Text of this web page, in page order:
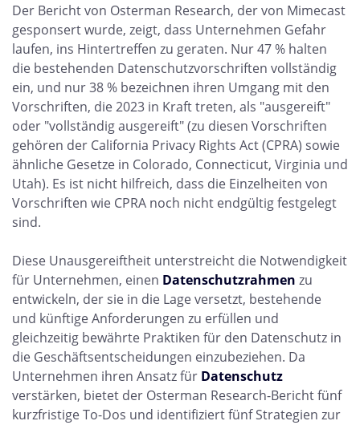
Der Bericht von Osterman Research, der von Mimecast
gesponsert wurde, zeigt, dass Unternehmen Gefahr
laufen, ins Hintertreffen zu geraten. Nur 47 % halten
die bestehenden Datenschutzvorschriften vollständig
ein, und nur 38 % bezeichnen ihren Umgang mit den
Vorschriften, die 2023 in Kraft treten, als "ausgereift"
oder "vollständig ausgereift" (zu diesen Vorschriften
gehören der California Privacy Rights Act (CPRA) sowie
ähnliche Gesetze in Colorado, Connecticut, Virginia und
Utah). Es ist nicht hilfreich, dass die Einzelheiten von
Vorschriften wie CPRA noch nicht endgültig festgelegt
sind.
Diese Unausgereiftheit unterstreicht die Notwendigkeit
für Unternehmen, einen Datenschutzrahmen zu
entwickeln, der sie in die Lage versetzt, bestehende
und künftige Anforderungen zu erfüllen und
gleichzeitig bewährte Praktiken für den Datenschutz in
die Geschäftsentscheidungen einzubeziehen. Da
Unternehmen ihren Ansatz für Datenschutz
verstärken, bietet der Osterman Research-Bericht fünf
kurzfristige To-Dos und identifiziert fünf Strategien zur